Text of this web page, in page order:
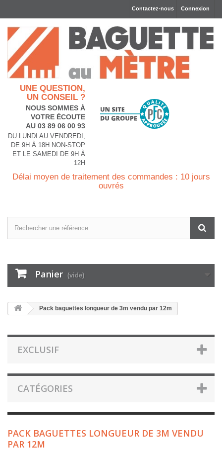
Connexion
Contactez-nous
UNE QUESTION,
UN CONSEIL ?
NOUS SOMMES À
VOTRE ÉCOUTE
AU 03 89 06 00 93
DU LUNDI AU VENDREDI,
DE 9H À 18H NON-STOP
ET LE SAMEDI DE 9H À
12H
Délai moyen de traitement des commandes : 10 jours
ouvrés
Panier (vide)
Pack baguettes longueur de 3m vendu par 12m
EXCLUSIF
CATÉGORIES
PACK BAGUETTES LONGUEUR DE 3M VENDU
PAR 12M